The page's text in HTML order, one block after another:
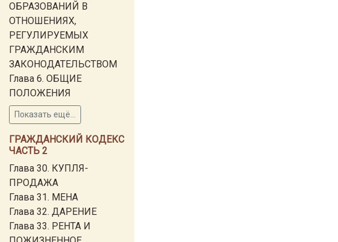
ОБРАЗОВАНИЙ В
ОТНОШЕНИЯХ,
РЕГУЛИРУЕМЫХ
ГРАЖДАНСКИМ
ЗАКОНОДАТЕЛЬСТВОМ
Глава 6. ОБЩИЕ
ПОЛОЖЕНИЯ
Показать ещё...
ГРАЖДАНСКИЙ КОДЕКС
ЧАСТЬ 2
Глава 30. КУПЛЯ-
ПРОДАЖА
Глава 31. МЕНА
Глава 32. ДАРЕНИЕ
Глава 33. РЕНТА И